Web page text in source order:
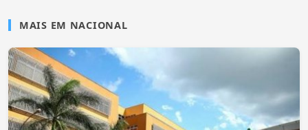
MAIS EM NACIONAL